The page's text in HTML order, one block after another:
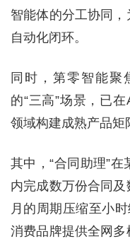
智能体的分工协同
自动化闭环。
同时，第零智能聚
的“三高”场景，已
领域构建成熟产品矩
其中，“合同助理”
内完成数万份合同
月的周期压缩至小
消费品牌提供全网